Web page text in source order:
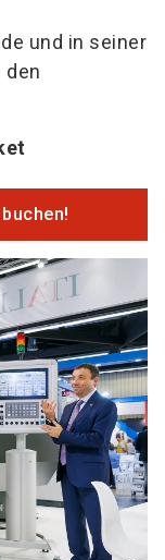
und in seiner
den